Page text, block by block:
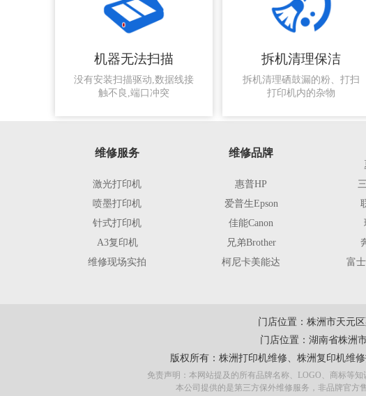
机器无法扫描
没有安装扫描驱动,数据线接
触不良,端口冲突
拆机清理保洁
拆机清理硒鼓漏的粉、打扫
打印机内的杂物
维修服务
激光打印机
喷墨打印机
针式打印机
A3复印机
维修现场实拍
维修品牌
惠普HP
爱普生Epson
佳能Canon
兄弟Brother
柯尼卡美能达
富
门店位置：株洲市天元
门店位置：湖南省株洲
版权所有： 株洲打印机维修 株洲复印机维修
免责声明：本网站提及的所有品牌名称、LOGO、商标等
本公司提供的是第三方保外维修服务，非品牌官方